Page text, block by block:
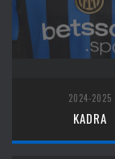
2024-2025
KADRA